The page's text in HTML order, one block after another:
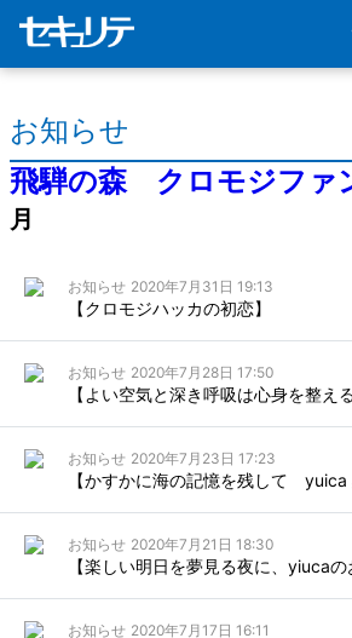
お知らせ
飛騨の森 クロモジファ
月
お知らせ 2020年7月31日 19:13
【クロモジハッカの初恋】
お知らせ 2020年7月28日 17:50
【よい空気と深き呼吸は心身を整える
お知らせ 2020年7月23日 17:23
お知らせ 2020年7月21日 18:30
お知らせ 2020年7月17日 16:11